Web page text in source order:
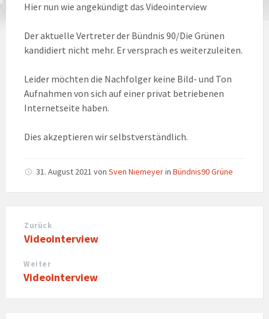
Hier nun wie angekündigt das Videointerview
Der aktuelle Vertreter der Bündnis 90/Die Grünen
kandidiert nicht mehr. Er versprach es weiterzuleiten.
Leider möchten die Nachfolger keine Bild- und Ton
Aufnahmen von sich auf einer privat betriebenen
Internetseite haben.
Dies akzeptieren wir selbstverständlich.
31. August 2021 von Sven Niemeyerin Bündnis90 Grüne
Zurück
Videointerview
Weiter
Videointerview